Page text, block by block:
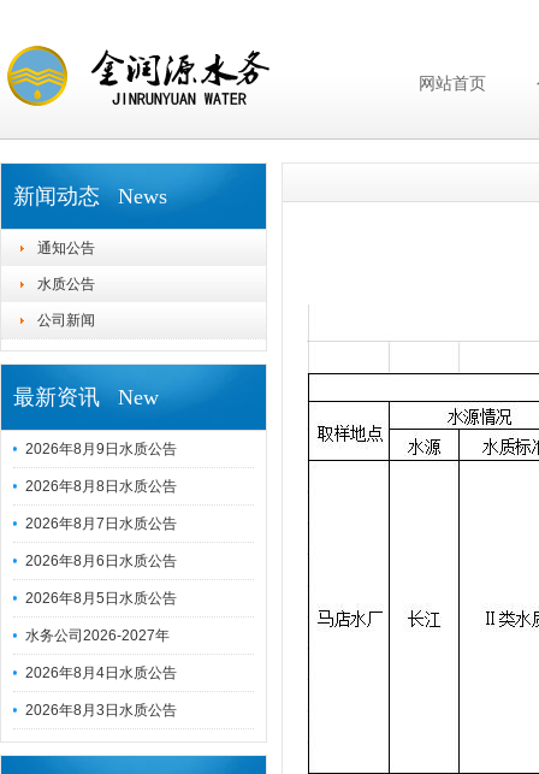
网站首页
新闻动态 News
通知公告
水质公告
公司新闻
最新资讯 New
2026年8月9日水质公告
2026年8月8日水质公告
2026年8月7日水质公告
2026年8月6日水质公告
2026年8月5日水质公告
水务公司2026-2027年
2026年8月4日水质公告
2026年8月3日水质公告